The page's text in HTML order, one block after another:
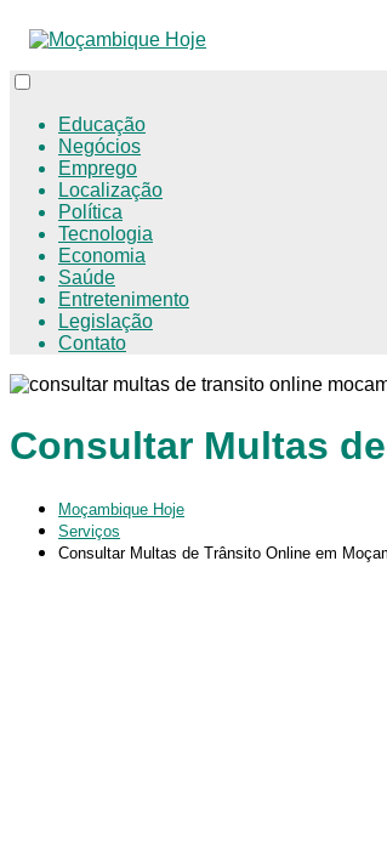
Educação
Negócios
Emprego
Localização
Política
Tecnologia
Economia
Saúde
Entretenimento
Legislação
Contato
Consultar Multas
Moçambique Hoje
Serviços
Consultar Multas de Trânsito Online em